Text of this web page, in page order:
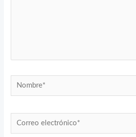
Nombre*
Correo
electrónico*